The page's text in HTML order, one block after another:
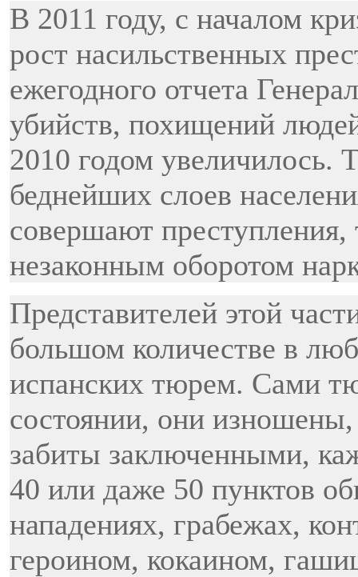
В 2011 году, с началом
рост насильственных
ежегодного отчета
убийств, похищений
2010 годом
беднейших слоев
совершают преступления,
незаконным оборотом
Представителей этой
большом количестве в
испанских тюрем. Сами
состоянии, они изношены,
забиты заключенными,
40 или даже 50 пунктов
нападениях, грабежах,
героином, кокаином,